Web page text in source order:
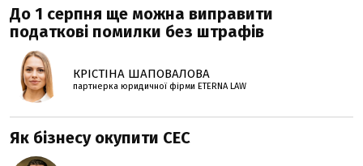
До 1 серпня ще можна виправити
податкові помилки без штрафів
КРІСТІНА ШАПОВАЛОВА
партнерка юридичної фірми ETERNA LAW
Як бізнесу окупити СЕС